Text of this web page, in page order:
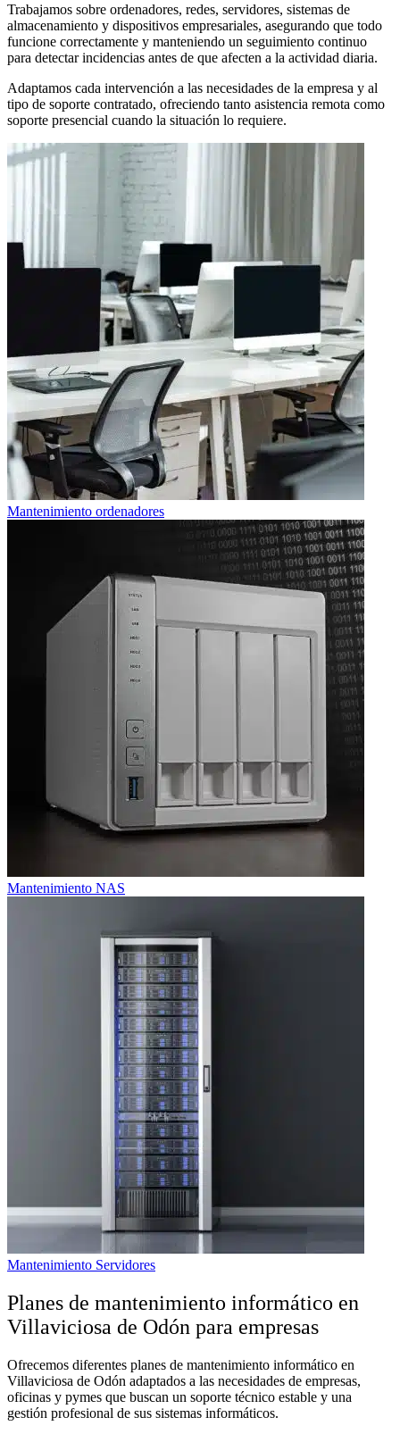
Trabajamos sobre ordenadores, redes, servidores, sistemas de
almacenamiento y dispositivos empresariales, asegurando que todo
funcione correctamente y manteniendo un seguimiento continuo
para detectar incidencias antes de que afecten a la actividad diaria.
Adaptamos cada intervención a las necesidades de la empresa y al
tipo de soporte contratado, ofreciendo tanto asistencia remota como
soporte presencial cuando la situación lo requiere.
Mantenimiento ordenadores
Mantenimiento NAS
Mantenimiento Servidores
Planes de mantenimiento informático en
Villaviciosa de Odón para empresas
Ofrecemos diferentes planes de mantenimiento informático en
Villaviciosa de Odón adaptados a las necesidades de empresas,
oficinas y pymes que buscan un soporte técnico estable y una
gestión profesional de sus sistemas informáticos.